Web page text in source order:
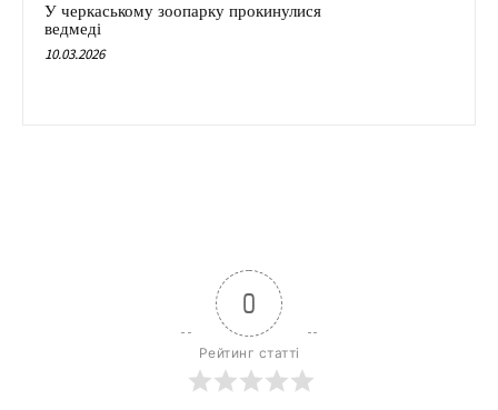
У черкаському зоопарку прокинулися
ведмеді
10.03.2026
0
Рейтинг статті